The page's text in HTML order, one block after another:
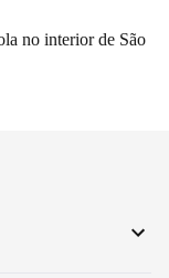
no interior de São